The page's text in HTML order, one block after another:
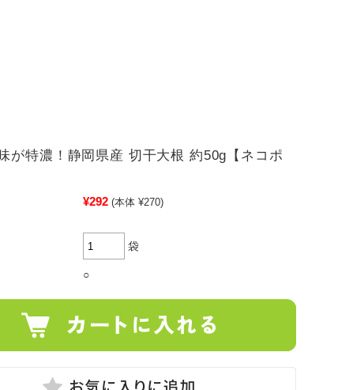
が特濃！静岡県産 切干大根 約50g【ネコポ
¥292 (本体 ¥270)
袋
○